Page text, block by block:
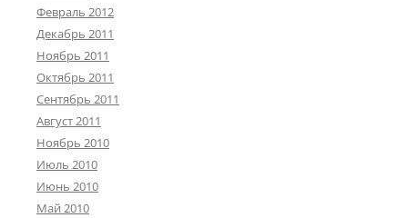
Февраль 2012
Декабрь 2011
Ноябрь 2011
Октябрь 2011
Сентябрь 2011
Август 2011
Ноябрь 2010
Июль 2010
Июнь 2010
Май 2010